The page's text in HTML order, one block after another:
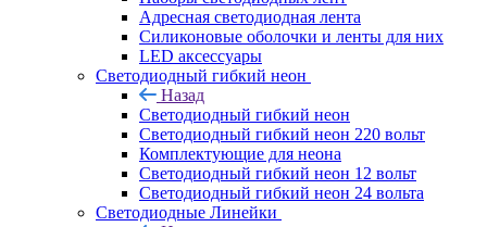
Адресная светодиодная лента
Силиконовые оболочки и ленты для них
LED аксессуары
Светодиодный гибкий неон
Назад
Светодиодный гибкий неон
Светодиодный гибкий неон 220 вольт
Комплектующие для неона
Светодиодный гибкий неон 12 вольт
Светодиодный гибкий неон 24 вольта
Светодиодные Линейки